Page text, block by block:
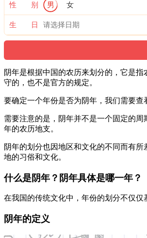
性 别 男 女
生 日
阴年是根据中国的农历来划分的，它是
守的，也不是官方的规定。
要确定一个年份是否为阴年，我们需要查
需要注意的是，阴年并不是一个固定的
年的农历地支。
阴年的划分也因地区和文化的不同而有
地的习俗和文化。
什么是阴年？阴年具体是哪一年？
在我国的传统文化中，年份的划分不仅
阴年的定义